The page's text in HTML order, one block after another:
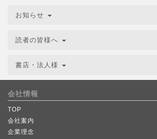
お知らせ
読者の皆様へ
書店・法人様
会社情報
TOP
会社案内
企業理念